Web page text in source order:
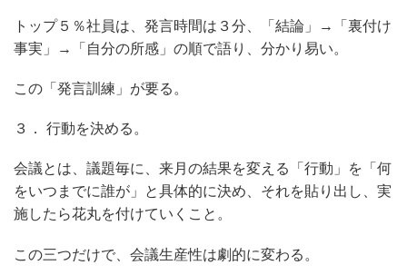
トップ５％社員は、発言時間は３分、「結論」→「裏付け
事実」→「自分の所感」の順で語り、分かり易い。
この「発言訓練」が要る。
３． 行動を決める。
会議とは、議題毎に、来月の結果を変える「行動」を「何
をいつまでに誰が」と具体的に決め、それを貼り出し、実
施したら花丸を付けていくこと。
この三つだけで、会議生産性は劇的に変わる。